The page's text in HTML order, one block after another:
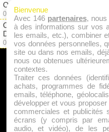
OM : Pierre-Emile Hojbjerg
07/08/2026 -Maxence Lefebvre
OL : Malick Fofana au coeur
Diomandé au Real Madrid !
06/08/2026 -Maxence Lefebvre
A
Qui
Politique
Bienvenue
Avec 146 partenaires, nous
à des informations sur vos
les emails, etc.), combiner
vos données personnelles,
site ou dans nos emails,
nous ou obtenues
contextes.
Traiter ces données
achats, programmes de
emails, téléphone,
développer et vous
commerciales et publicités
écrans (y compris par
audio, et vidéo), de les